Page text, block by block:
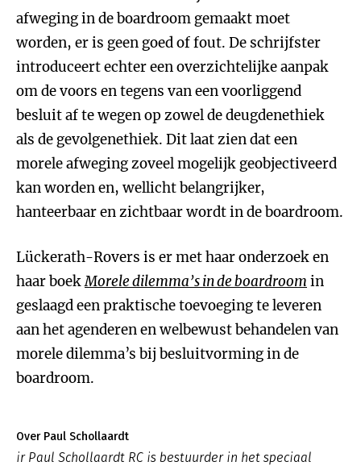
afweging in de boardroom gemaakt moet
worden, er is geen goed of fout. De schrijfster
introduceert echter een overzichtelijke aanpak
om de voors en tegens van een voorliggend
besluit af te wegen op zowel de deugdenethiek
als de gevolgenethiek. Dit laat zien dat een
morele afweging zoveel mogelijk geobjectiveerd
kan worden en, wellicht belangrijker,
hanteerbaar en zichtbaar wordt in de boardroom.
Lückerath-Rovers is er met haar onderzoek en
haar boekMorele dilemma’s in de boardroom in
geslaagd een praktische toevoeging te leveren
aan het agenderen en welbewust behandelen van
morele dilemma’s bij besluitvorming in de
boardroom.
Over Paul Schollaardt
ir Paul Schollaardt RC is bestuurder in het speciaal